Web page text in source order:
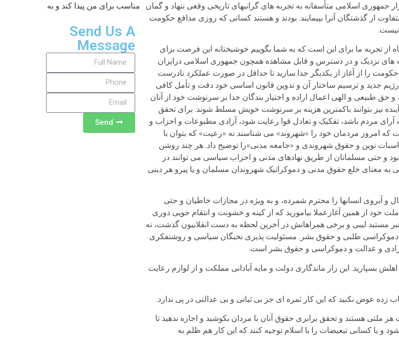
جمهوری اسلامی متأسفانه به تجربه های گرانبهای تاریخی وقعی ننهاد و گمان
از گذشتگان آنرا بپیمایند. بودند و هستند کسانی که روزی مدافع حکومت
نیست.
از تجربه ما برای این است که به شما بگوییم خوشبختانه این فرصت برای
های نزدیک و در دسترس و قابل مشاهده همچون جمهوری اسلامی درایران
را از آغاز از یکدیگر جدا سازید تا حداقل در صورت عملکرد نادرست
جدید و ترسیم ساختار آن و تدوین قانون اساسی خود دقت و تأمل کافی
طبیعی و الهی اعمال اراده و اختیار بندگان خدا بر سرنوشت خود از آنان
نیز بتوانند باکمترین هزینه بر سرنوشت خویش مسلط شوند. برای تحقق
مردم باشد، تفکیک و تعادل قوا رعایت شود، آزادی مطبوعات و احزاب و
امروز مردمان خود را «شهروند» می شناسند نه «رعیت» که بتوان با
نوین و حقوق شهروندی و «جامعه مدنی»را توضیح داد. هر چند روشن
مسلمانان از طریق نهادهای مدنی و احزاب سیاسی می توانند در
معنای خلع حقوق مدنی و دموکراتیک شهروندان مسلمان و یا پیرو هر دینی
و آبروی انسانها را محترم شمرده، و به ویژه در مجازات خاطیان و حتی
خود از همین آغازعملا بیاموزید که از کینه و خشونت و انتقام جویی دوری
مستبد لیبی و برخی همراهانش در آخرین لحظه به دست انقلابیون گذشت، نه
دموکراسی طلبی و حقوق بشر. مسئولیت پذیری نخبگان سیاسی و روشنفکری
و عدالت و دموکراسی و حقوق بشر است.
بسپارید. این راز ماندگاری دولت و مایه آبادانی مملکت و از لوازم رعایت
عوض نکنید که این کار ثمره ای جز بی ثباتی و بی عدالتی در پی ندارد.
ملتی هستند و تحقق برابری حقوق آنان با مردان بکوشید و اجازه ندهید تا
یا کسانی تبعیضات را با اسلام توجیه کنند که این کار هم ظلم به
مناسب برای من پیدا کند و به
Send Us A
Message
Send